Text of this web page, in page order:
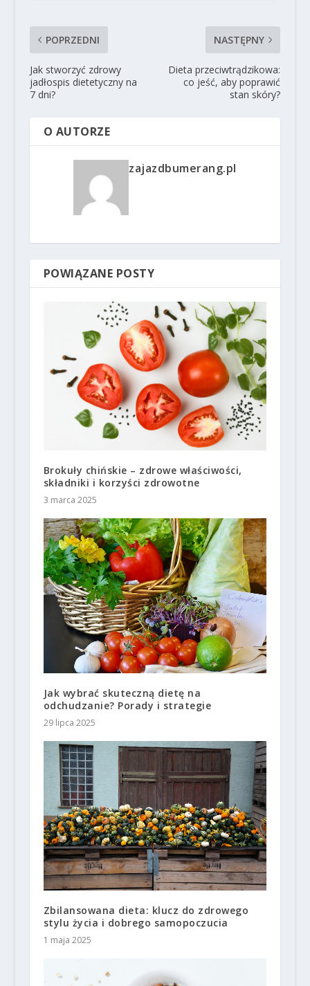
POPRZEDNI
Jak stworzyć zdrowy
jadłospis dietetyczny na
7 dni?
NASTĘPNY
Dieta przeciwtrądzikowa:
co jeść, aby poprawić
stan skóry?
O AUTORZE
zajazdbumerang.pl
POWIĄZANE POSTY
Brokuły chińskie – zdrowe właściwości,
składniki i korzyści zdrowotne
3 marca 2025
Jak wybrać skuteczną dietę na
odchudzanie? Porady i strategie
29 lipca 2025
Zbilansowana dieta: klucz do zdrowego
stylu życia i dobrego samopoczucia
1 maja 2025